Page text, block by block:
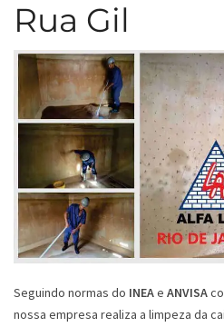
Rua Gil
Seguindo normas do INEAe ANVISA
nossa empresa realiza a limpeza da